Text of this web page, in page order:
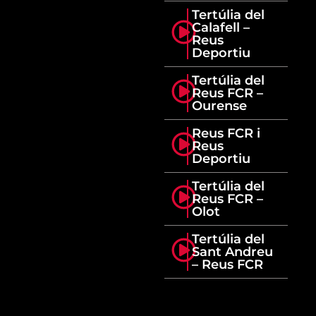
Tertúlia del
Calafell –
Reus
Deportiu
Tertúlia del
Reus FCR –
Ourense
Reus FCR i
Reus
Deportiu
Tertúlia del
Reus FCR –
Olot
Tertúlia del
Sant Andreu
– Reus FCR